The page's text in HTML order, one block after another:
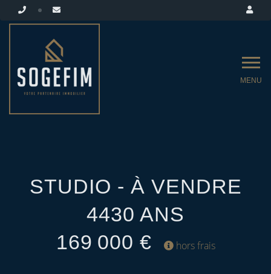
MENU
STUDIO - À VENDRE
4430 ANS
169 000 €
hors frais